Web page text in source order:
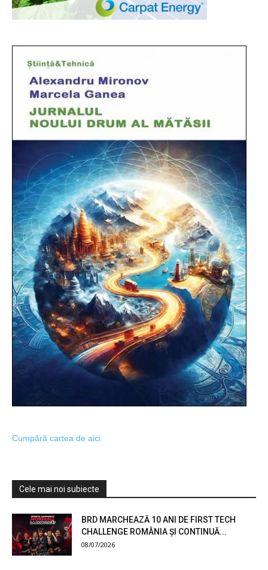
Cumpără cartea de aici
Cele mai noi subiecte
BRD MARCHEAZĂ 10 ANI DE FIRST TECH
CHALLENGE ROMÂNIA ȘI CONTINUĂ...
08/07/2026